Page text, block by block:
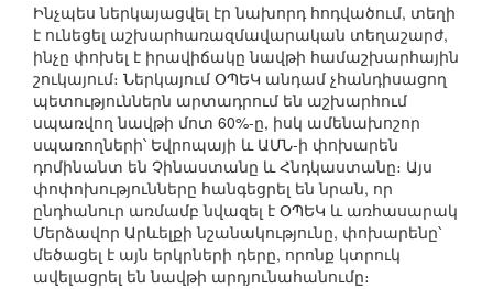
Ինչպես ներկայացվել էր նախորդ հոդվածում, տեղի
է ունեցել աշխարհառազմավարական տեղաշարժ,
ինչը փոխել է իրավիճակը նավթի համաշխարհային
շուկայում։ Ներկայում ՕՊԵԿ անդամ չհանդիսացող
պետություններն արտադրում են աշխարհում
սպառվող նավթի մոտ 60%-ը, իսկ ամենախոշոր
սպառողների՝ Եվրոպայի և ԱՄՆ-ի փոխարեն
դոմինանտ են Չինաստանը և Հնդկաստանը։ Այս
փոփոխությունները հանգեցրել են նրան, որ
ընդհանուր առմամբ նվազել է ՕՊԵԿ և առհասարակ
Մերձավոր Արևելքի նշանակությունը, փոխարենը՝
մեծացել է այն երկրների դերը, որոնք կտրուկ
ավելացրել են նավթի արդյունահանումը։